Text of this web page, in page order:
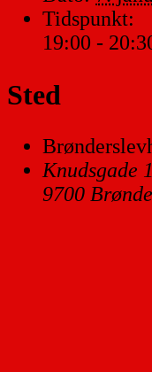
Tidspunkt:
19:00 -
Sted
Knudsgade
9700